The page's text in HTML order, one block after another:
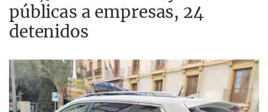
públicas a empresas, 24
detenidos